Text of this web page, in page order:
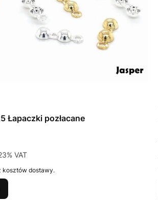
Łapaczki pozłacane
VATVAT
kosztów dostawy.